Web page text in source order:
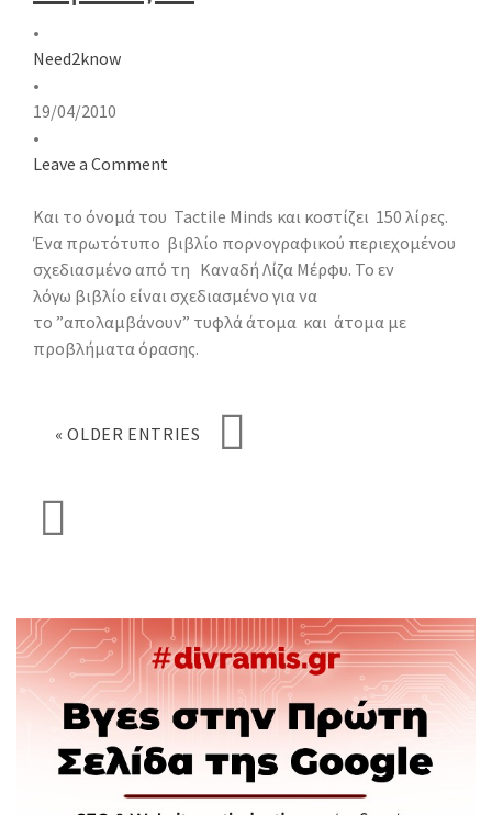
•
Need2know
•
19/04/2010
•
Leave a Comment
Και το όνομά του Tactile Minds και κοστίζει 150 λίρες.
Ένα πρωτότυπο βιβλίο πορνογραφικού περιεχομένου
σχεδιασμένο από τη Καναδή Λίζα Μέρφυ. Το εν
λόγω βιβλίο είναι σχεδιασμένο για να
το ”απολαμβάνουν” τυφλά άτομα και άτομα με
προβλήματα όρασης.
« OLDER ENTRIES